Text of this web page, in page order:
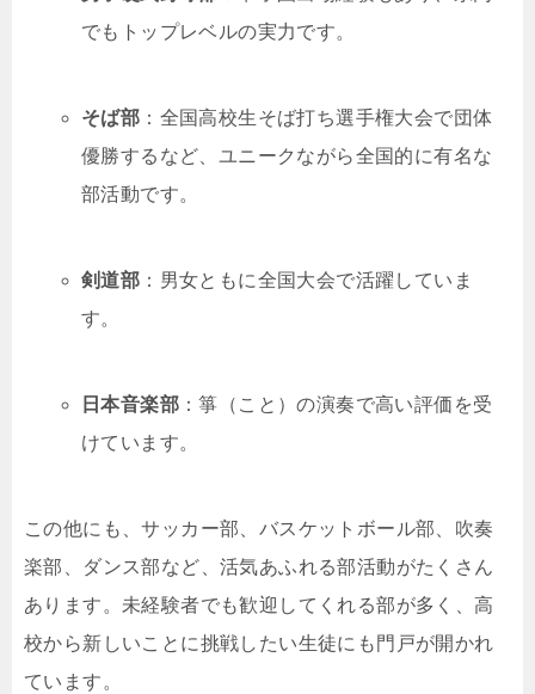
でもトップレベルの実力です。
そば部 ：全国高校生そば打ち選手権大会で団体
優勝するなど、ユニークながら全国的に有名な
部活動です。
剣道部 ：男女ともに全国大会で活躍していま
す。
日本音楽部 ：箏（こと）の演奏で高い評価を受
けています。
この他にも、サッカー部、バスケットボール部、吹奏
楽部、ダンス部など、活気あふれる部活動がたくさん
あります。未経験者でも歓迎してくれる部が多く、高
校から新しいことに挑戦したい生徒にも門戸が開かれ
ています。